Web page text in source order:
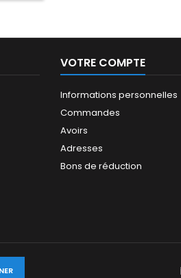
VOTRE COMPTE
Informations personnelles
Commandes
Avoirs
Adresses
Bons de réduction